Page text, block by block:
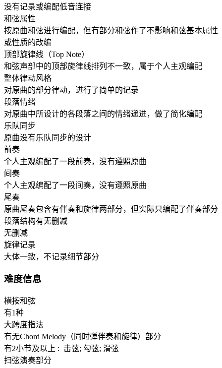
没有记录或编配低音连接
和弦属性
按原曲和弦进行编配，但有部分和弦作了不影响和弦基本属性
或性质的改编
顶部旋律线（Top Note）
和弦声部中的顶部旋律线排列不一致，属于个人主观编配
整体律动风格
对原曲的部分律动，进行了简单的记录
段落情绪
对原曲中所设计的各段落之间的情绪递进，做了简化编配
乐队同步
原曲没有乐队同步的设计
前奏
个人主观编配了一段前奏，没有遵照原曲
间奏
个人主观编配了一段间奏，没有遵照原曲
尾奏
原曲尾奏包含有伴奏和旋律两部分，但实际只编配了伴奏部分
段落结构有无删减
无删减
旋律记录
大体一致，不记录细节部分
难度信息
横按和弦
有1种
大跨度指法
有无Chord Melody（同时弹伴奏和旋律）部分
有2小节及以上 : 击弦; 勾弦; 滑弦
扫弦演奏部分